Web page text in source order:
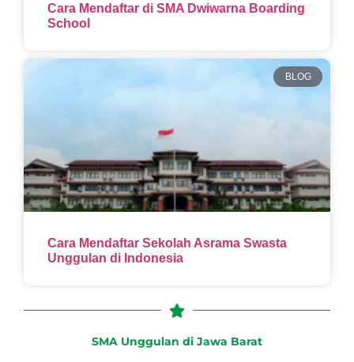
Cara Mendaftar di SMA Dwiwarna Boarding
School
BLOG
Cara Mendaftar Sekolah Asrama Swasta
Unggulan di Indonesia
SMA Unggulan di Jawa Barat